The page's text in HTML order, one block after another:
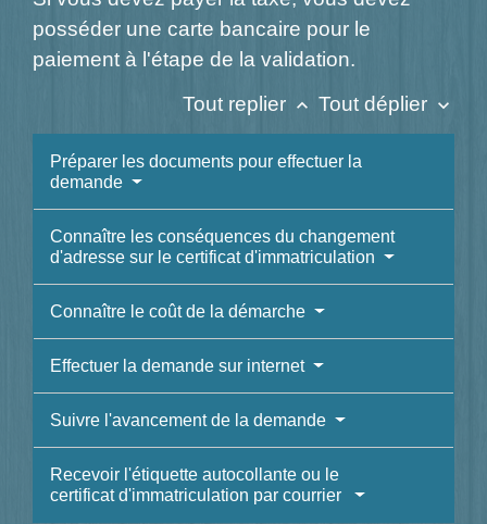
posséder une carte bancaire pour le
paiement à l'étape de la validation.
Tout replier keyboard_arrow_up Tout déplier keyboard_arrow_down
Préparer les documents pour effectuer la
demande
Connaître les conséquences du changement
d'adresse sur le certificat d'immatriculation
Connaître le coût de la démarche
Effectuer la demande sur internet
Suivre l'avancement de la demande
Recevoir l'étiquette autocollante ou le
certificat d'immatriculation par courrier